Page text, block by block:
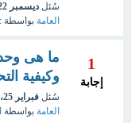
سُئل ديسمبر 22، 2020
العامة بواسطة
1
إجابة
ما هى
وكيفية
سُئل فبراير 25، 2020
العامة بواسطة